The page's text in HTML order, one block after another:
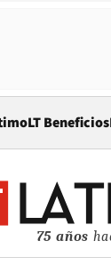
LT Beneficios
75 años